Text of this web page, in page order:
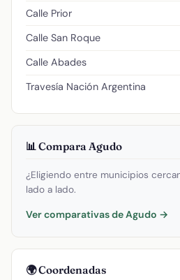
Calle Prior
Calle San Roque
Calle Abades
Travesía Nación Argentina
📊 Compara Agudo
¿Eligiendo entre municipios
lado a lado.
Ver comparativas de Agudo →
🌍 Coordenadas